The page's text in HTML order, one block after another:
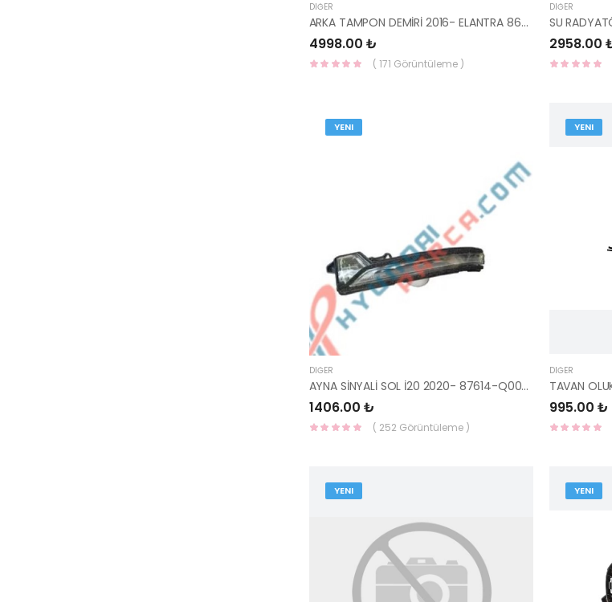
DIĞER
ARKA TAMPON DEMİRİ 2016- ELANTRA 86631-F2020-HMC
4998.00 ₺
( 171 Görüntüleme )
DIĞER
2958.00
YENI
DIĞER
AYNA SİNYALİ SOL İ20 2020- 87614-Q0000-MOBIS-S
1406.00 ₺
( 252 Görüntüleme )
YENI
DIĞER
995.00 ₺
YENI YENI